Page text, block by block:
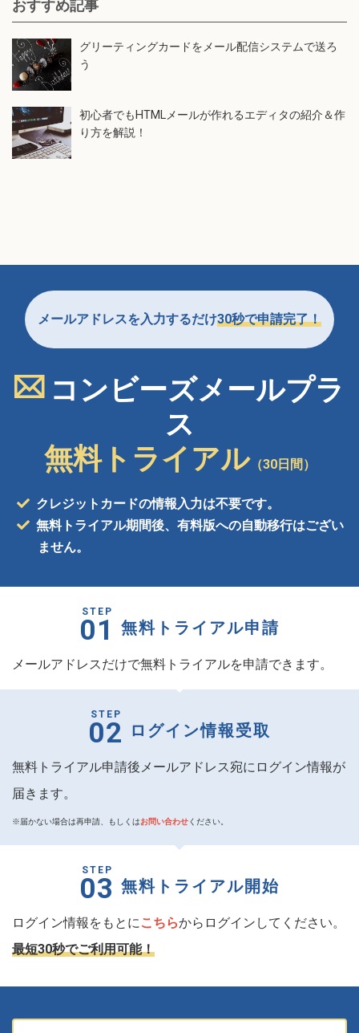
おすすめ記事
グリーティングカードをメール配信システムで送ろ
う
初心者でもHTMLメールが作れるエディタの紹介＆作
り方を解説！
メールアドレスを入力するだけ30秒で申請完了！
コンビーズメールプラ
ス
無料トライアル（30日間）
クレジットカードの情報入力は不要です。
無料トライアル期間後、有料版への自動移行はござい
ません。
STEP
01 無料トライアル申請
メールアドレスだけで無料トライアルを申請できます。
STEP
02 ログイン情報受取
無料トライアル申請後メールアドレス宛にログイン情報が
届きます。
※届かない場合は再申請、もしくはお問い合わせください。
STEP
03 無料トライアル開始
ログイン情報をもとにこちらからログインしてください。
最短30秒でご利用可能！